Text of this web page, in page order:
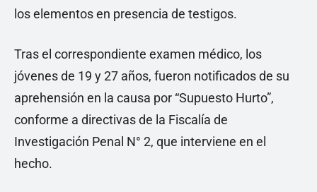
los elementos en presencia de testigos.
Tras el correspondiente examen médico, los
jóvenes de 19 y 27 años, fueron notificados de su
aprehensión en la causa por “Supuesto Hurto”,
conforme a directivas de la Fiscalía de
Investigación Penal N° 2, que interviene en el
hecho.